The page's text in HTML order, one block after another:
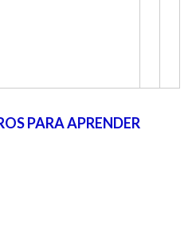
PARA APRENDER